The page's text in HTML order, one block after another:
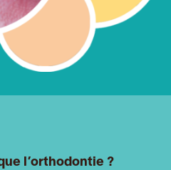
l’orthodontie ?